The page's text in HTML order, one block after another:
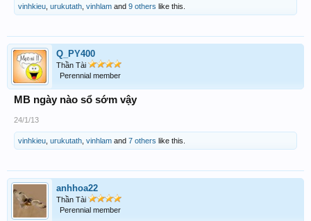
vinhkieu urukutath vinhlam and 9 others like this.
Q_PY400
Thần Tài
Perennial member
MB ngày nào sổ sớm vậy
24/1/13
vinhkieu urukutath vinhlam and 7 others like this.
anhhoa22
Thần Tài
Perennial member